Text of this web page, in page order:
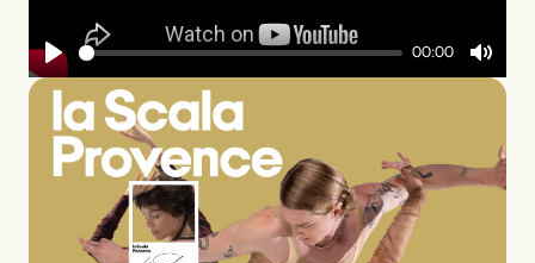
Play
00:00
Mute